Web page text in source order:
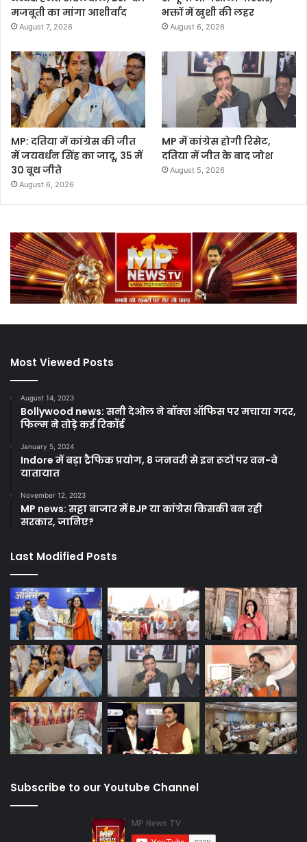
मजबूती का मांगा आशीर्वाद
August 7, 2026
भक्तों में खुशी की लहर
August 6, 2026
MP: दतिया में कांग्रेस की जीत
में जयवर्धन सिंह का जादू, 35 में
30 बूथ जीते
August 6, 2026
MP में कांग्रेस होगी रिसेट,
दतिया में जीत के बाद जोश
August 5, 2026
Most Viewed Posts
August 14, 2023
Bollywood news: सनी देओल ने बॉक्स ऑफिस पर मचाया गदर,
फिल्म ने तोड़े कई रिकॉर्ड
January 5, 2024
Indore में बड़ा ट्रैफिक प्रयोग, 8 जनवरी से इन रूटों पर वन-वे
यातायात
November 12, 2023
MP news: सट्टा बाजार में BJP या कांग्रेस किसकी बन रही
सरकार, जानिए?
Last Modified Posts
Subscribe to our Youtube Channel